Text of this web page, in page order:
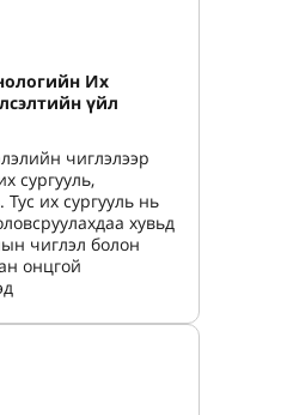
Их
үйл
чиглэлээр
сургууль,
их сургууль нь
хувьд
чиглэл болон
онцгой